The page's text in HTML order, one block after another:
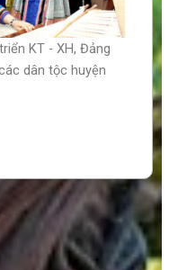
KT - XH, Đảng
dân tộc huyện